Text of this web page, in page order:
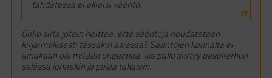
tähdätessä ei alkaisi vääntö.
Onko siitä jotain haittaa, että sääntöjä noudatetaan
kirjaimellisesti tässäkin asiassa? Sääntöjen kannalta ei
ainakaan ole mitään ongelmaa, jos pallo siirtyy pesukarhun
selässä jonnekin ja palaa takaisin.